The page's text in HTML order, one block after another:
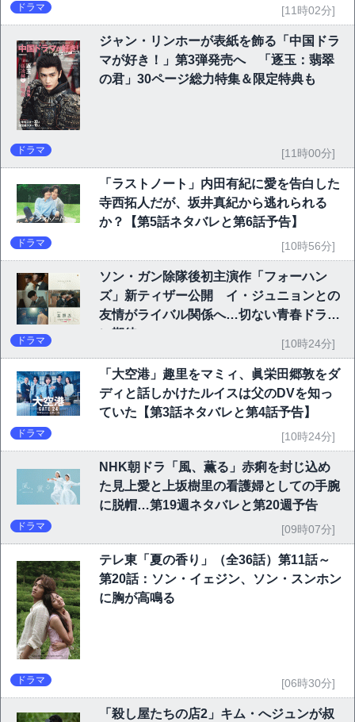
ドラマ [11時02分]
ジャン・リンホーが表紙を飾る「中国ドラ
マが好き！」第3弾発売へ 「逐玉：翡翠
の君」30ページ総力特集＆限定特典も
ドラマ [11時00分]
「ラストノート」内田有紀に愛を告白した
寺西拓人だが、坂井真紀から逃れられる
か？【第5話ネタバレと第6話予告】
ドラマ [10時56分]
ソン・ガン除隊後初主演作「フォーハン
ズ」新ティザー公開 イ・ジュニョンとの
友情がライバル関係へ…切ない青春ドラマ
に期待
ドラマ [10時24分]
「大空港」趣里をマミィ、眞栄田郷敦をダ
ディと話しかけたルイスは父のDVを知っ
ていた【第3話ネタバレと第4話予告】
ドラマ [10時24分]
NHK朝ドラ「風、薫る」赤痢を封じ込め
た見上愛と上坂樹里の看護婦としての手腕
に脱帽…第19週ネタバレと第20週予告
ドラマ [09時07分]
テレ東「夏の香り」（全36話）第11話～
第20話：ソン・イェジン、ソン・スンホン
に胸が高鳴る
ドラマ [06時30分]
「殺し屋たちの店2」キム・へジュンが叔